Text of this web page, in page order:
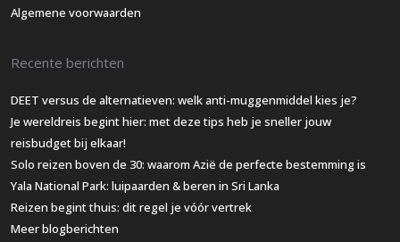
Algemene voorwaarden
Recente berichten
DEET versus de alternatieven: welk anti-muggenmiddel kies je?
Je wereldreis begint hier: met deze tips heb je sneller jouw
reisbudget bij elkaar!
Solo reizen boven de 30: waarom Azië de perfecte bestemming is
Yala National Park: luipaarden & beren in Sri Lanka
Reizen begint thuis: dit regel je vóór vertrek
Meer blogberichten